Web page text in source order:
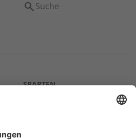
Suche
SPARTEN